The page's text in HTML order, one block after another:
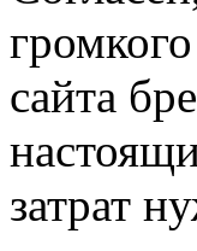
сайта
затрат